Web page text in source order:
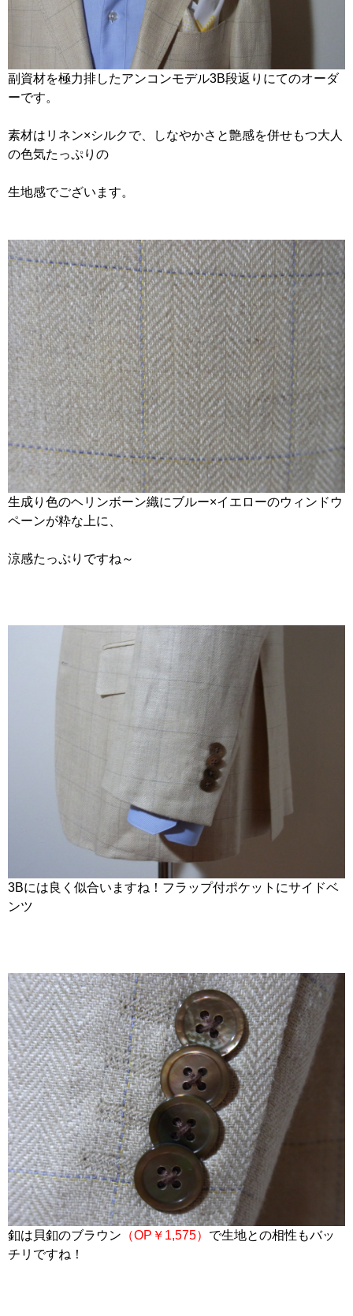
副資材を極力排したアンコンモデル3B段返りにてのオーダ
ーです。
素材はリネン×シルクで、しなやかさと艶感を併せもつ大人
の色気たっぷりの
生地感でございます。
生成り色のヘリンボーン織にブルー×イエローのウィンドウ
ペーンが粋な上に、
涼感たっぷりですね～
3Bには良く似合いますね！フラップ付ポケットにサイドベ
ンツ
釦は貝釦のブラウン （OP￥1,575） で生地との相性もバッ
チリですね！